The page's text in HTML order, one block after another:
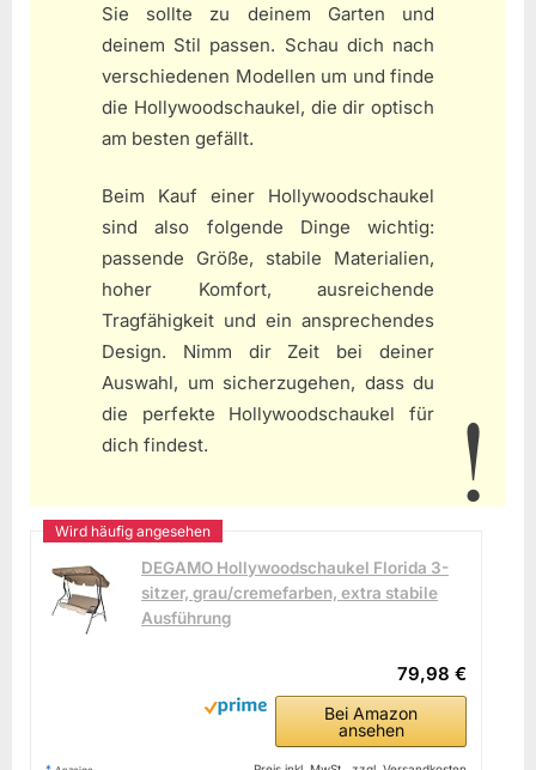
Sie sollte zu deinem Garten und
deinem Stil passen. Schau dich nach
verschiedenen Modellen um und finde
die Hollywoodschaukel, die dir optisch
am besten gefällt.
Beim Kauf einer Hollywoodschaukel
sind also folgende Dinge wichtig:
passende Größe, stabile Materialien,
hoher Komfort, ausreichende
Tragfähigkeit und ein ansprechendes
Design. Nimm dir Zeit bei deiner
Auswahl, um sicherzugehen, dass du
die perfekte Hollywoodschaukel für
dich findest.
DEGAMO Hollywoodschaukel Florida 3-
sitzer, grau/cremefarben, extra stabile
Ausführung
79,98 €
Bei Amazon
ansehen